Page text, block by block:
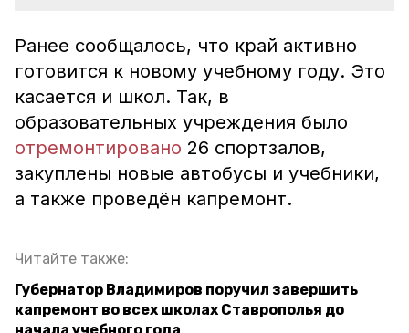
Ранее сообщалось, что край активно
готовится к новому учебному году. Это
касается и школ. Так, в
образовательных учреждения было
отремонтировано 26 спортзалов,
закуплены новые автобусы и учебники,
а также проведён капремонт.
Читайте также:
Губернатор Владимиров поручил завершить
капремонт во всех школах Ставрополья до